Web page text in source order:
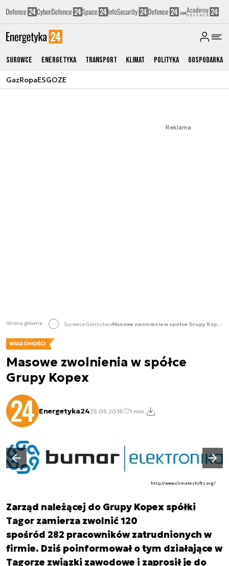
Surowce Energetyka Transport Klimat Polityka Gospodarka
GazRopaESGOZE
Reklama
Strona główna SurowceGórnictwo Masowe zwolnienia w spółce Grupy Kopex
WIADOMOŚCI
Masowe zwolnienia w spółce
Grupy Kopex
Energetyka2425.05.2016 1 min.
http://www.climateshifts.org/
Poprzedni slajd
Następny slajd
Zarząd należącej do Grupy Kopex spółki
Tagor zamierza zwolnić 120
spośród 282 pracowników zatrudnionych w
firmie. Dziś poinformował o tym działające w
Tagorze związki zawodowe i zaprosił je do